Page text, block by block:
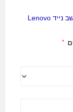
היה הראשון לכתוב סקירה “מטען מקורי למחשב נייד Lenovo
*